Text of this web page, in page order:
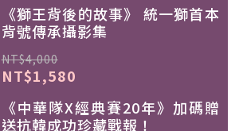
《獅王背後的故事》 統一獅首本
背號傳承攝影集
NT$4,000
NT$1,580
《中華隊X經典賽20年》加碼贈
送抗韓成功珍藏戰報！